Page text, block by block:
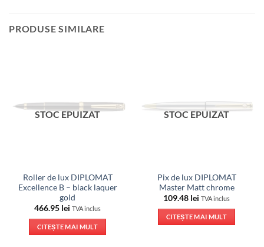
PRODUSE SIMILARE
STOC EPUIZAT
Roller de lux DIPLOMAT
Excellence B – black laquer
gold
466.95 lei TVA inclus
CITEȘTE MAI MULT
STOC EPUIZAT
Pix de lux DIPLOMAT
Master Matt chrome
109.48 lei TVA inclus
CITEȘTE MAI MULT